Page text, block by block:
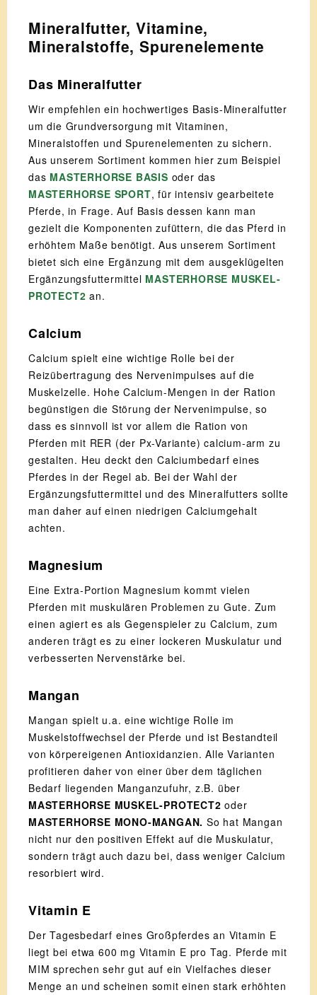
Mineralfutter, Vitamine,
Mineralstoffe, Spurenelemente
Das Mineralfutter
Wir empfehlen ein hochwertiges Basis-Mineralfutter
um die Grundversorgung mit Vitaminen,
Mineralstoffen und Spurenelementen zu sichern.
Aus unserem Sortiment kommen hier zum Beispiel
das MASTERHORSE BASIS oder das
MASTERHORSE SPORT, für intensiv gearbeitete
Pferde, in Frage. Auf Basis dessen kann man
gezielt die Komponenten zufüttern, die das Pferd in
erhöhtem Maße benötigt. Aus unserem Sortiment
bietet sich eine Ergänzung mit dem ausgeklügelten
Ergänzungsfuttermittel MASTERHORSE MUSKEL-
PROTECT2 an.
Calcium
Calcium spielt eine wichtige Rolle bei der
Reizübertragung des Nervenimpulses auf die
Muskelzelle. Hohe Calcium-Mengen in der Ration
begünstigen die Störung der Nervenimpulse, so
dass es sinnvoll ist vor allem die Ration von
Pferden mit RER (der Px-Variante) calcium-arm zu
gestalten. Heu deckt den Calciumbedarf eines
Pferdes in der Regel ab. Bei der Wahl der
Ergänzungsfuttermittel und des Mineralfutters sollte
man daher auf einen niedrigen Calciumgehalt
achten.
Magnesium
Eine Extra-Portion Magnesium kommt vielen
Pferden mit muskulären Problemen zu Gute. Zum
einen agiert es als Gegenspieler zu Calcium, zum
anderen trägt es zu einer lockeren Muskulatur und
verbesserten Nervenstärke bei.
Mangan
Mangan spielt u.a. eine wichtige Rolle im
Muskelstoffwechsel der Pferde und ist Bestandteil
von körpereigenen Antioxidanzien. Alle Varianten
profitieren daher von einer über dem täglichen
Bedarf liegenden Manganzufuhr, z.B. über
MASTERHORSE MUSKEL-PROTECT2 oder
MASTERHORSE MONO-MANGAN. So hat Mangan
nicht nur den positiven Effekt auf die Muskulatur,
sondern trägt auch dazu bei, dass weniger Calcium
resorbiert wird.
Vitamin E
Der Tagesbedarf eines Großpferdes an Vitamin E
liegt bei etwa 600 mg Vitamin E pro Tag. Pferde mit
MIM sprechen sehr gut auf ein Vielfaches dieser
Menge an und scheinen somit einen stark erhöhten